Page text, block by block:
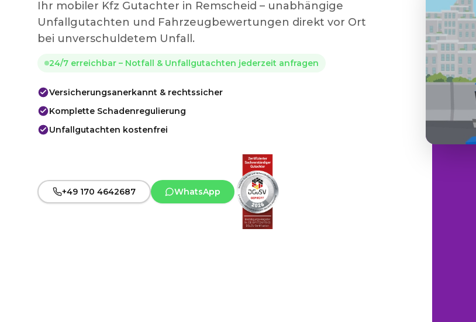
Ihr mobiler Kfz Gutachter in Remscheid – unabhängige
Unfallgutachten und Fahrzeugbewertungen direkt vor Ort
bei unverschuldetem Unfall.
24/7 erreichbar – Notfall & Unfallgutachten jederzeit anfragen
Versicherungsanerkannt & rechtssicher
Komplette Schadenregulierung
Unfallgutachten kostenfrei
+49 170 4642687 WhatsApp